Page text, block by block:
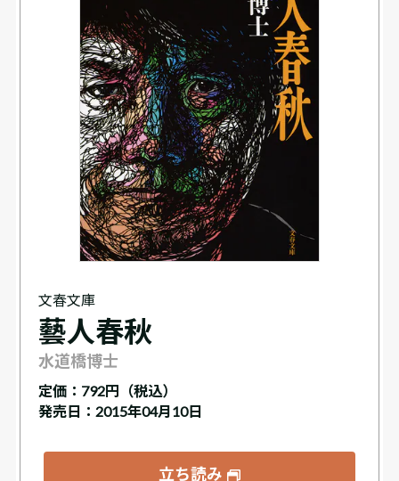
文春文庫
藝人春秋
水道橋博士
定価： 792円（税込）
発売日：2015年04月10日
立ち読み